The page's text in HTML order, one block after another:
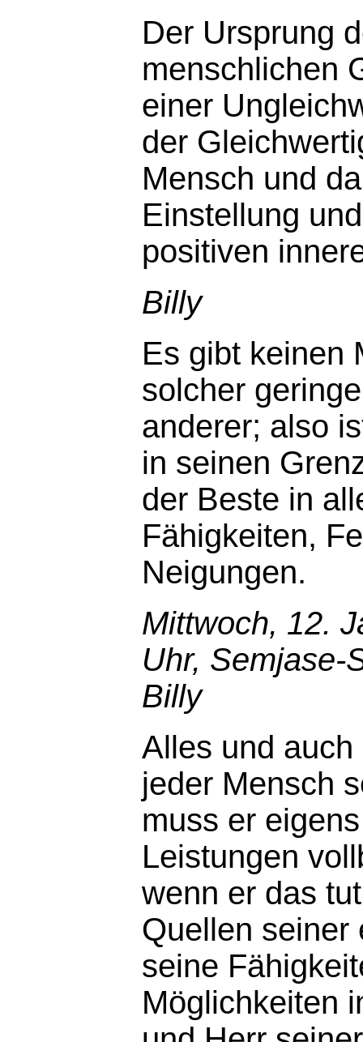
Der Ursprung
menschlichen
einer
der
Mensch und
Einstellung
positiven
Billy
Es gibt keinen
solcher
anderer; also
in seinen
der Beste in
Fähigkeiten,
Neigungen.
Mittwoch, 12.
Uhr, Semjase-
Billy
Alles und
jeder Mensch
muss er
Leistungen
wenn er das
Quellen seiner
seine
Möglichkeiten